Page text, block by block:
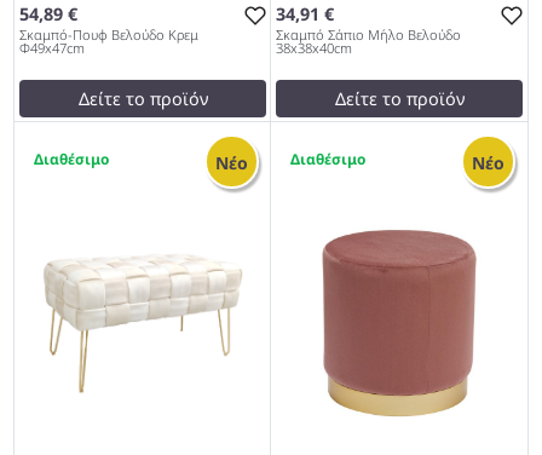
54,89 €
Σκαμπό-Πουφ Βελούδο Κρεμ
Φ49x47cm
Δείτε το προϊόν
Σκαμπό-Πουφ Βελούδο
34,91 €
Σκαμπό Σάπιο Μήλο Βελούδο
38x38x40cm
Δείτε το προϊόν
Σκαμπό Σάπιο Μήλο
Βελούδο 38x38x40cm 997
Νέο Νέο